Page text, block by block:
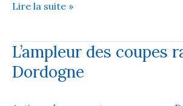
»Contre
Biosyl
:
Manifestation
Lire la suite »
L’ampleur des coupes
Dordogne